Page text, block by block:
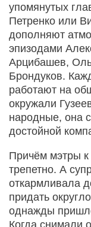
упомянутых
Петренко или
дополняют
эпизодами
Арцибашев,
Брондуков.
работают на
окружали
народные, она
достойной
Причём мэтры к
трепетно. А
откармливала
придать
однажды
Когда снимали